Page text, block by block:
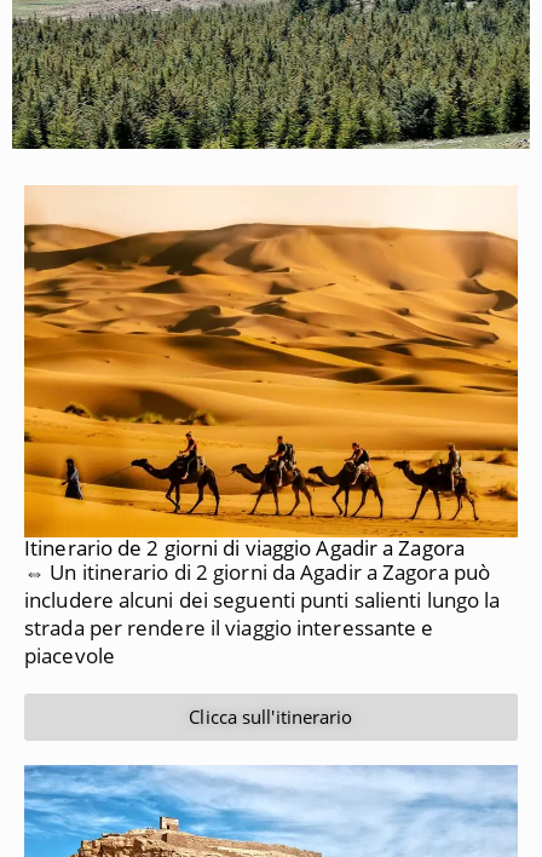
Itinerario de 2 giorni di viaggio Agadir a Zagora
⇔ Un itinerario di 2 giorni da Agadir a Zagora può
includere alcuni dei seguenti punti salienti lungo la
strada per rendere il viaggio interessante e
piacevole
Clicca sull'itinerario